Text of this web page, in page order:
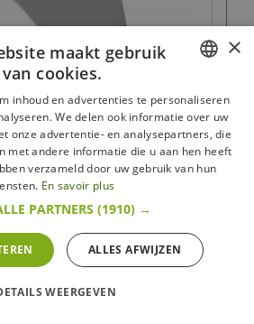
40 cm
In voorraad
FRENCH
ENGLISH
×
maakt gebruik
van cookies.
inhoud en advertenties te personaliseren
We delen ook informatie over uw
onze advertentie- en analysepartners, die
met andere informatie die u aan hen heeft
verzameld door uw gebruik van hun
En savoir plus
PARTNERS (1910) →
ALLES AFWIJZEN
WEERGEVEN